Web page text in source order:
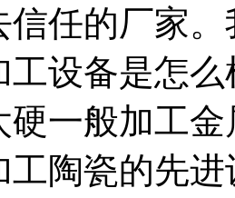
信任的厂家
工设备是怎
硬一般加工
工陶瓷的先